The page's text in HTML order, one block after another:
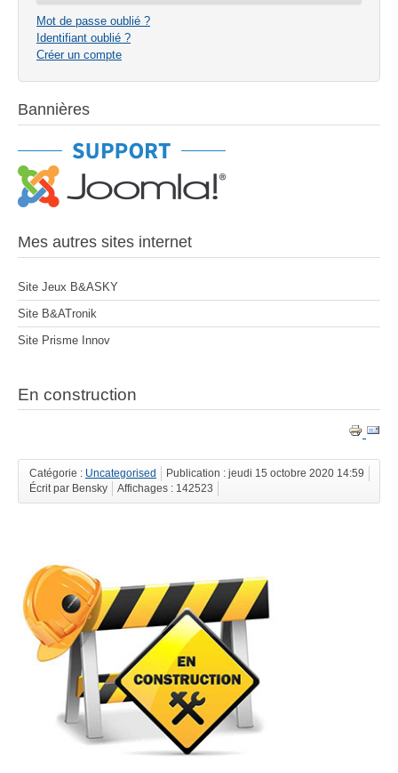
Mot de passe oublié ?
Identifiant oublié ?
Créer un compte
Bannières
Mes autres sites internet
Site Jeux B&ASKY
Site B&ATronik
Site Prisme Innov
En construction
Catégorie : Uncategorised
Publication : jeudi 15 octobre 2020 14:59
Écrit par Bensky
Affichages : 142523